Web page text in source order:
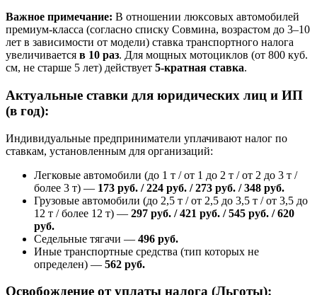
Важное примечание: В отношении люксовых автомобилей
премиум-класса (согласно списку Совмина, возрастом до 3–10
лет в зависимости от модели) ставка транспортного налога
увеличивается в 10 раз. Для мощных мотоциклов (от 800 куб.
см, не старше 5 лет) действует 5-кратная ставка.
Актуальные ставки для юридических лиц и ИП
(в год):
Индивидуальные предприниматели уплачивают налог по
ставкам, установленным для организаций:
Легковые автомобили (до 1 т / от 1 до 2 т / от 2 до 3 т /
более 3 т) — 173 руб. / 224 руб. / 273 руб. / 348 руб.
Грузовые автомобили (до 2,5 т / от 2,5 до 3,5 т / от 3,5 до
12 т / более 12 т) — 297 руб. / 421 руб. / 545 руб. / 620
руб.
Седельные тягачи — 496 руб.
Иные транспортные средства (тип которых не
определен) — 562 руб.
Освобождение от уплаты налога (Льготы):